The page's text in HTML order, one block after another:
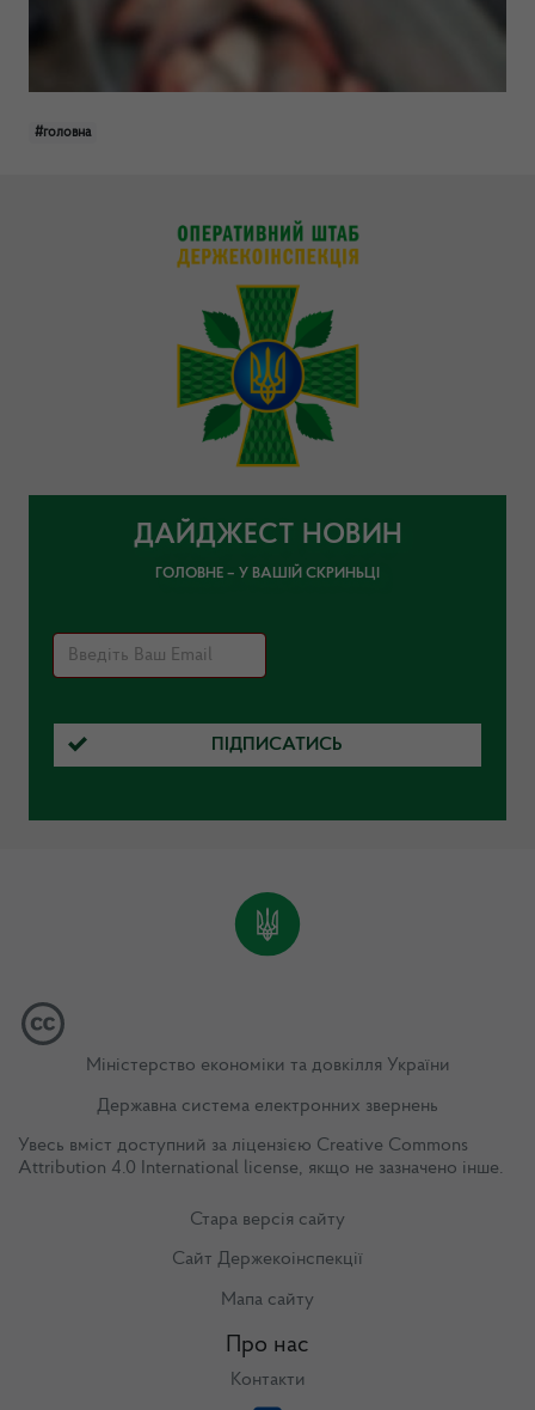
#головна
ДАЙДЖЕСТ НОВИН
ГОЛОВНЕ – У ВАШІЙ СКРИНЬЦІ
ПІДПИСАТИСЬ
Міністерство економіки та довкілля України
Державна система електронних звернень
Увесь вміст доступний за ліцензією Creative Commons
Attribution 4.0 International license, якщо не зазначено інше.
Стара версія сайту
Сайт Держекоінспекції
Мапа сайту
Про нас
Контакти